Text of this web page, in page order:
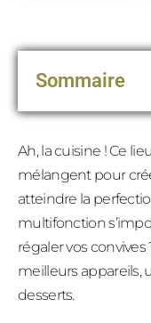
Sommaire
Ah, la cuisine ! Ce
mélangent pour
atteindre la
multifonction
régaler vos
meilleurs appareils,
desserts.